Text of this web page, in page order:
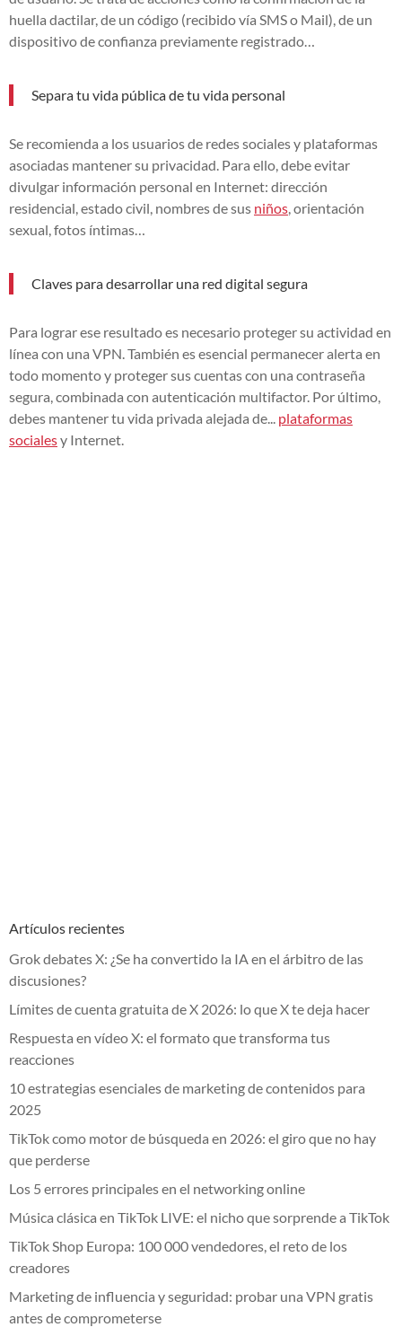
huella dactilar, de un código (recibido vía SMS o Mail), de un
dispositivo de confianza previamente registrado…
Separa tu vida pública de tu vida personal
Se recomienda a los usuarios de redes sociales y plataformas
asociadas mantener su privacidad. Para ello, debe evitar
divulgar información personal en Internet: dirección
residencial, estado civil, nombres de sus niños , orientación
sexual, fotos íntimas…
Claves para desarrollar una red digital segura
Para lograr ese resultado es necesario proteger su actividad en
línea con una VPN. También es esencial permanecer alerta en
todo momento y proteger sus cuentas con una contraseña
segura, combinada con autenticación multifactor. Por último,
debes mantener tu vida privada alejada de... plataformas
socialesy Internet.
Artículos recientes
Grok debates X: ¿Se ha convertido la IA en el árbitro de las
discusiones?
Límites de cuenta gratuita de X 2026: lo que X te deja hacer
Respuesta en vídeo X: el formato que transforma tus
reacciones
10 estrategias esenciales de marketing de contenidos para
2025
TikTok como motor de búsqueda en 2026: el giro que no hay
que perderse
Los 5 errores principales en el networking online
Música clásica en TikTok LIVE: el nicho que sorprende a TikTok
TikTok Shop Europa: 100 000 vendedores, el reto de los
creadores
Marketing de influencia y seguridad: probar una VPN gratis
antes de comprometerse